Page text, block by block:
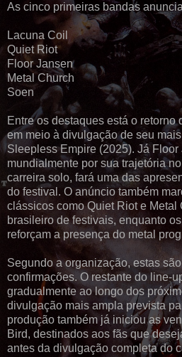
As cinco primeiras bandas
Lacuna Coil
Quiet Riot
Floor Jansen
Metal Church
Soen
Entre os destaques está o retorno
em meio à divulgação de seu
Sleepless Empire (2025). Já
mundialmente por sua trajetória
carreira solo, fará uma das
do festival. O anúncio também
clássicos como Quiet Riot e Metal
brasileiro de festivais, enquanto
reforçam a presença do metal
Segundo a organização, estas
confirmações. O restante do line-
gradualmente ao longo dos
divulgação mais ampla prevista
produção também já iniciou as
Bird, destinados aos fãs que
antes da divulgação completa do